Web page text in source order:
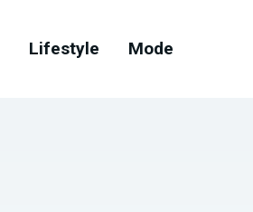
Lifestyle Mode